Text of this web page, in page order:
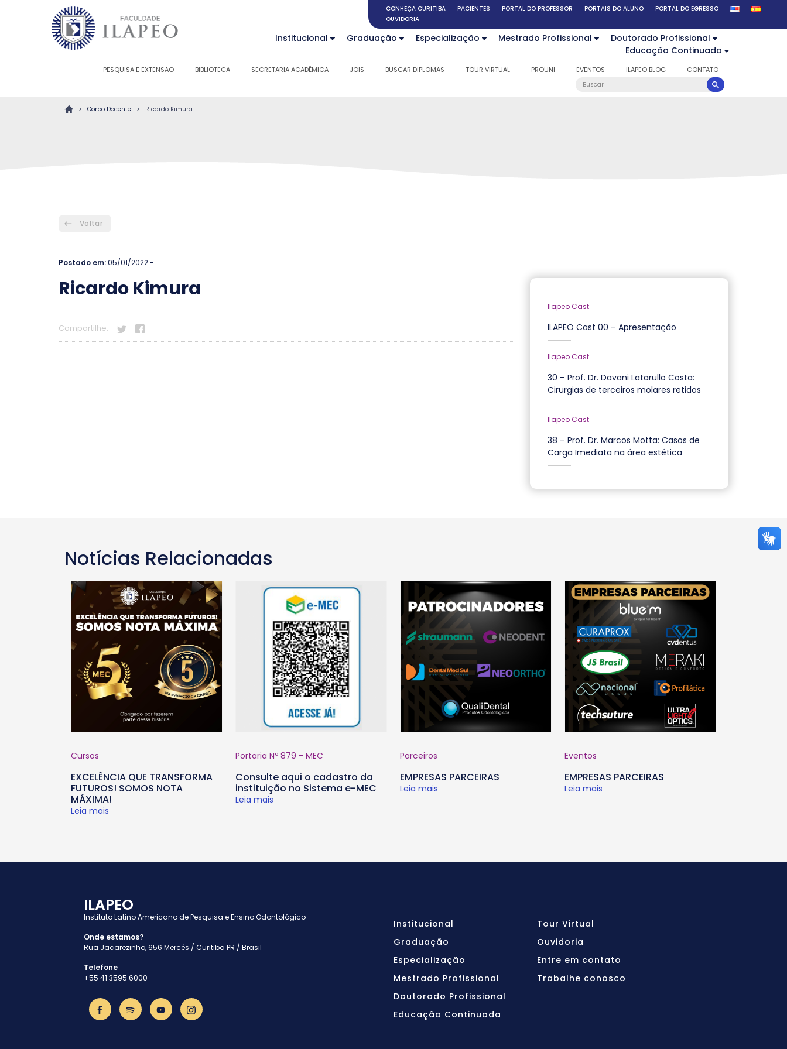
CONHEÇA CURITIBA PACIENTES PORTAL DO PROFESSOR PORTAIS DO ALUNO
PORTAL DO EGRESSO
OUVIDORIA
Institucional Graduação Especialização Mestrado Profissional
Doutorado Profissional
Educação Continuada
PESQUISA E EXTENSÃO BIBLIOTECA SECRETARIA ACADÊMICA JOIS BUSCAR DIPLOMAS TOUR VIRTUAL PROUNI EVENTOS ILAPEO BLOG CONTATO
> Corpo Docente > Ricardo Kimura
Voltar
Postado em:05/01/2022 -
Ricardo Kimura
Compartilhe:
Ilapeo Cast
ILAPEO Cast 00 – Apresentação
Ilapeo Cast
30 – Prof. Dr. Davani Latarullo Costa:
Cirurgias de terceiros molares retidos
Ilapeo Cast
38 – Prof. Dr. Marcos Motta: Casos de
Carga Imediata na área estética
Notícias Relacionadas
Cursos
EXCELÊNCIA QUE TRANSFORMA
FUTUROS! SOMOS NOTA
MÁXIMA!
Leia mais
Portaria Nº 879 - MEC
Consulte aqui o cadastro da
instituição no Sistema e-MEC
Leia mais
Parceiros
EMPRESAS PARCEIRAS
Leia mais
Eventos
EMPRESAS PARCEIRAS
Leia mais
ILAPEO
Instituto Latino Americano de Pesquisa e Ensino Odontológico
Onde estamos?
Rua Jacarezinho, 656 Mercês / Curitiba PR / Brasil
Telefone
+55 41 3595 6000
Institucional
Graduação
Especialização
Mestrado Profissional
Doutorado Profissional
Educação Continuada
Tour Virtual
Ouvidoria
Entre em contato
Trabalhe conosco